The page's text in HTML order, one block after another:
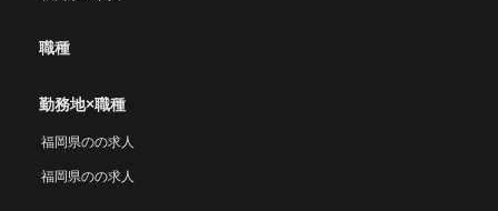
職種
勤務地×職種
福岡県のの求人
福岡県のの求人